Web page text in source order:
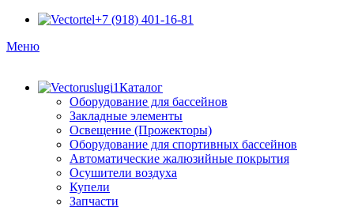
+7 (918) 401-16-81
Меню
Каталог
Оборудование для бассейнов
Закладные элементы
Освещение (Прожекторы)
Оборудование для спортивных бассейнов
Автоматические жалюзийные покрытия
Осушители воздуха
Купели
Запчасти